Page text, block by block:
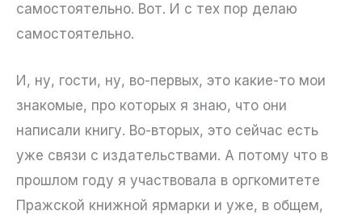
самостоятельно. Вот. И с тех пор делаю
самостоятельно.
И, ну, гости, ну, во-первых, это какие-то мои
знакомые, про которых я знаю, что они
написали книгу. Во-вторых, это сейчас есть
уже связи с издательствами. А потому что в
прошлом году я участвовала в оргкомитете
Пражской книжной ярмарки и уже, в общем,